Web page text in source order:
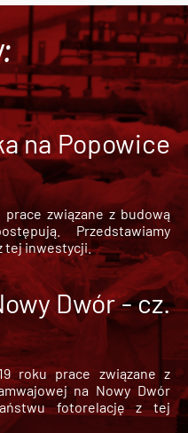
na Popowice
związane z budową
Przedstawiamy
tej inwestycji.
Dwór - cz.
roku prace związane z
na Nowy Dwór
fotorelację z tej